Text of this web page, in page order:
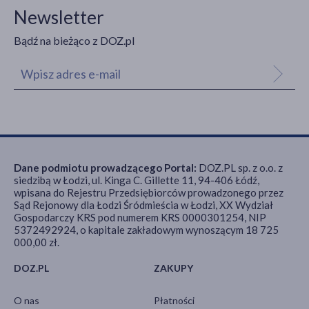
Newsletter
Bądź na bieżąco z DOZ.pl
DOZ.PL
O nas
ZAKUPY
Płatności
Dane podmiotu prowadzącego Portal: DOZ.PL sp. z o.o. z
siedzibą w Łodzi, ul. Kinga C. Gillette 11, 94-406 Łódź,
wpisana do Rejestru Przedsiębiorców prowadzonego przez
Sąd Rejonowy dla Łodzi Śródmieścia w Łodzi, XX Wydział
Gospodarczy KRS pod numerem KRS 0000301254, NIP
5372492924, o kapitale zakładowym wynoszącym 18 725
000,00 zł.